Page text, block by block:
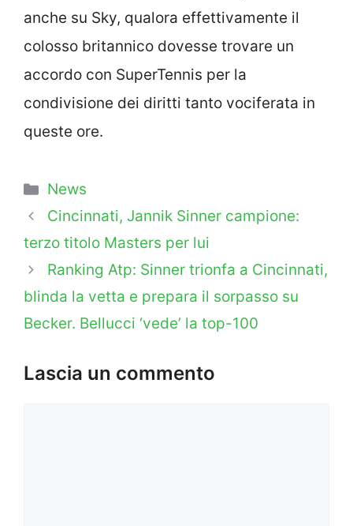
anche su Sky, qualora effettivamente il
colosso britannico dovesse trovare un
accordo con SuperTennis per la
condivisione dei diritti tanto vociferata in
queste ore.
Categorie
News
Cincinnati, Jannik Sinner campione:
terzo titolo Masters per lui
Ranking Atp: Sinner trionfa a Cincinnati,
blinda la vetta e prepara il sorpasso su
Becker. Bellucci ‘vede’ la top-100
Lascia un commento